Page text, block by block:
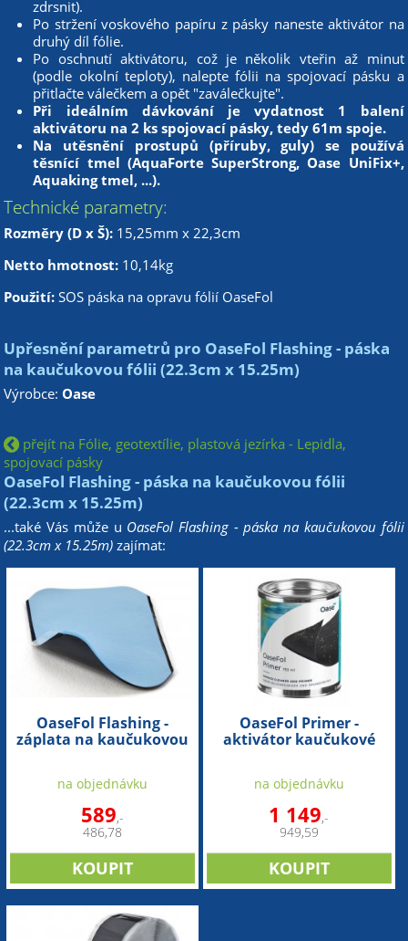
zdrsnit).
Po stržení voskového papíru z pásky naneste aktivátor na
druhý díl fólie.
Po oschnutí aktivátoru, což je několik vteřin až minut
(podle okolní teploty), nalepte fólii na spojovací pásku a
přitlačte válečkem a opět "zaválečkujte".
Při ideálním dávkování je vydatnost 1 balení
aktivátoru na 2 ks spojovací pásky, tedy 61m spoje.
Na utěsnění prostupů (příruby, guly) se používá
těsnící tmel (AquaForte SuperStrong, Oase UniFix+,
Aquaking tmel, ...).
Technické parametry:
Rozměry (D x Š): 15,25mm x 22,3cm
Netto hmotnost: 10,14kg
Použití:SOS páska na opravu fólií OaseFol
Upřesnění parametrů pro OaseFol Flashing - páska
na kaučukovou fólii (22.3cm x 15.25m)
Výrobce:Oase
přejít na Fólie, geotextílie, plastová jezírka - Lepidla,
spojovací pásky
OaseFol Flashing - páska na kaučukovou fólii
(22.3cm x 15.25m)
...také Vás může u OaseFol Flashing - páska na kaučukovou fólii
(22.3cm x 15.25m) zajímat:
OaseFol Flashing -
záplata na kaučukovou
na objednávku
589,-
486,78
OaseFol Primer -
aktivátor kaučukové
na objednávku
1 149,-
949,59